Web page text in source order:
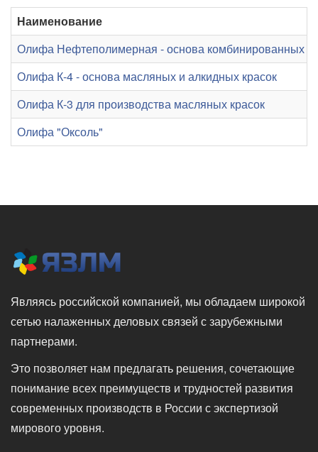
Наименование
Олифа Нефтеполимерная - основа комбинированных
Олифа К-4 - основа масляных и алкидных красок
Олифа К-3 для производства масляных красок
Олифа "Оксоль"
Являясь российской компанией, мы обладаем широкой
сетью налаженных деловых связей с зарубежными
партнерами.
Это позволяет нам предлагать решения, сочетающие
понимание всех преимуществ и трудностей развития
современных производств в России с экспертизой
мирового уровня.